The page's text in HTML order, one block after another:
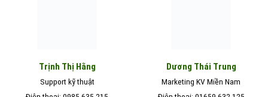
Trịnh Thị Hằng
Support kỹ thuật
Dương Thái Trung
Marketing KV Miền Nam